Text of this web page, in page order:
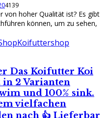
04139
von hoher Qualität ist? Es gibt
können, um zu sehen,
Koifuttershop
Das Koifutter Koi
2 Varianten
und 100% sink.
vielfachen
nach 👍 Lieferbar